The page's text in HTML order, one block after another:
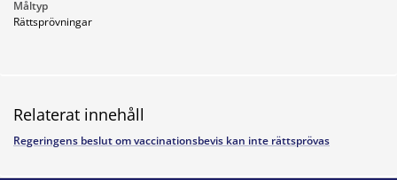
Måltyp
Rättsprövningar
Relaterat innehåll
Regeringens beslut om vaccinationsbevis kan inte rättsprövas